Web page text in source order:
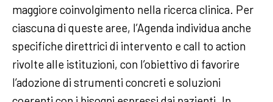
maggiore coinvolgimento nella ricerca clinica. Per
ciascuna di queste aree, l’Agenda individua anche
specifiche direttrici di intervento e call to action
rivolte alle istituzioni, con l’obiettivo di favorire
l’adozione di strumenti concreti e soluzioni